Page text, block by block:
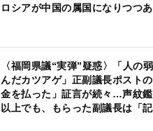
ロシアが中国の属国になりつつ
〈福岡県議“実弾”疑惑〉「人の
んだカツアゲ」正副議長ポスト
金を払った」証言が続々…声紋
以上でも、もらった副議長は「記